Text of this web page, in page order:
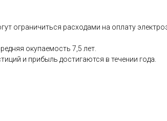
ограничиться расходами на оплату
окупаемость 7,5 лет.
и прибыль достигаются в течении года.